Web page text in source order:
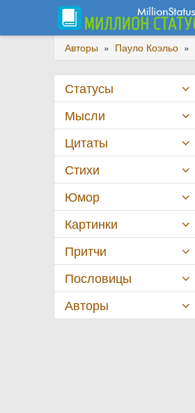
Авторы » Пауло Коэльо »
Статусы
Мысли
Цитаты
Стихи
Юмор
Картинки
Притчи
Пословицы
Авторы